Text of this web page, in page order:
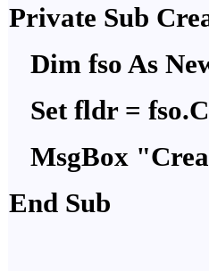
Private Sub
Dim fso As
Set fldr =
MsgBox
End Sub